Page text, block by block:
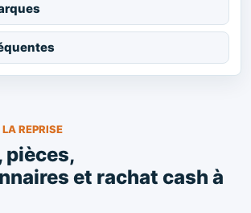
REPRISE
pièces,
et rachat cash à